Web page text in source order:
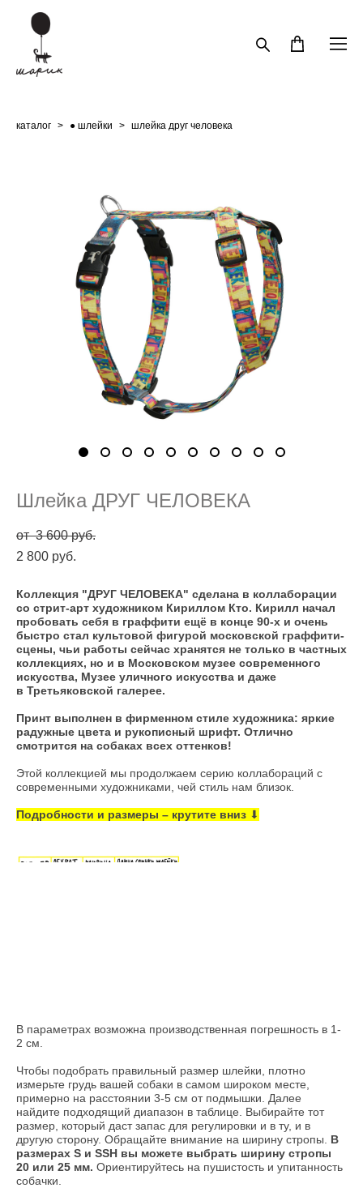
каталог > ● шлейки > шлейка друг человека
Шлейка ДРУГ ЧЕЛОВЕКА
от 3 600 pуб.
2 800 pуб.
Коллекция "ДРУГ ЧЕЛОВЕКА" сделана в коллаборации
со стрит-арт художником Кириллом Кто. Кирилл начал
пробовать себя в граффити ещё в конце 90-х и очень
быстро стал культовой фигурой московской граффити-
сцены, чьи работы сейчас хранятся не только в частных
коллекциях, но и в Московском музее современного
искусства, Музее уличного искусства и даже
в Третьяковской галерее.
Принт выполнен в фирменном стиле художника: яркие
радужные цвета и рукописный шрифт. Отлично
смотрится на собаках всех оттенков!
Этой коллекцией мы продолжаем серию коллабораций с
современными художниками, чей стиль нам близок.
Подробности и размеры – крутите вниз ⬇
В параметрах возможна производственная погрешность в 1-
2 см.
Чтобы подобрать правильный размер шлейки, плотно
измерьте грудь вашей собаки в самом широком месте,
примерно на расстоянии 3-5 см от подмышки. Далее
найдите подходящий диапазон в таблице. Выбирайте тот
размер, который даст запас для регулировки и в ту, и в
другую сторону. Обращайте внимание на ширину стропы. В
размерах S и SSH вы можете выбрать ширину стропы
20 или 25 мм. Ориентируйтесь на пушистость и упитанность
собачки.